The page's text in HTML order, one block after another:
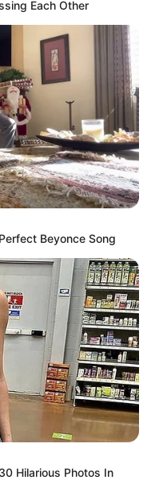
una edad. Es
en el que el
la ventana y
Each Other
Beyonce Song
Hilarious Photos In